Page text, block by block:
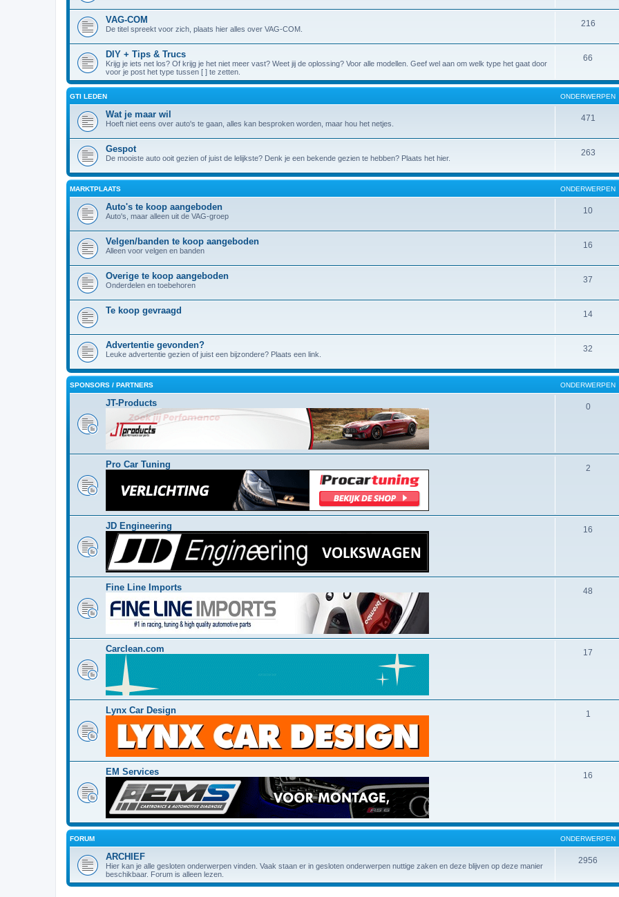
VAG-COM
De titel spreekt voor zich, plaats hier alles over VAG-COM.
216
DIY + Tips & Trucs
Krijg je iets net los? Of krijg je het niet meer vast? Weet jij de oplossing? Voor alle modellen. Geef wel aan om welk type het gaat door
voor je post het type tussen [ ] te zetten.
66
GTI LEDEN ONDERWERPEN
Wat je maar wil
Hoeft niet eens over auto's te gaan, alles kan besproken worden, maar hou het netjes.
471
Gespot
De mooiste auto ooit gezien of juist de lelijkste? Denk je een bekende gezien te hebben? Plaats het hier.
263
MARKTPLAATS ONDERWERPEN
Auto's te koop aangeboden
Auto's, maar alleen uit de VAG-groep
10
Velgen/banden te koop aangeboden
Alleen voor velgen en banden
16
Overige te koop aangeboden
Onderdelen en toebehoren
37
Te koop gevraagd 14
Advertentie gevonden?
Leuke advertentie gezien of juist een bijzondere? Plaats een link.
32
SPONSORS / PARTNERS ONDERWERPEN
JT-Products 0
Pro Car Tuning 2
JD Engineering 16
Fine Line Imports 48
Carclean.com 17
Lynx Car Design 1
EM Services 16
FORUM ONDERWERPEN
ARCHIEF
Hier kan je alle gesloten onderwerpen vinden. Vaak staan er in gesloten onderwerpen nuttige zaken en deze blijven op deze manier
beschikbaar. Forum is alleen lezen.
2956